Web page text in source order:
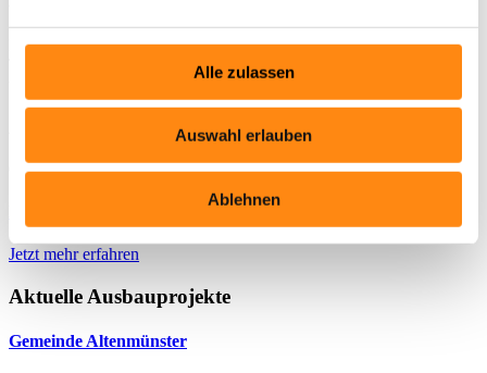
Alle zulassen
Auswahl erlauben
Ablehnen
Mit von der Partie waren dabeiSilvia Kleinscheck(M-net
Telekommunikations GmbH),Jürgen Schuster
(Deutsche Telekom).
07.07.2026
Die Gemeinde Dürrlauingen ist fit für die digitale Zukunft!
Jetzt mehr erfahren
Aktuelle Ausbauprojekte
Gemeinde Altenmünster